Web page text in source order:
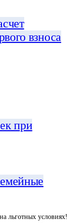
взноса
при
льготных условиях!